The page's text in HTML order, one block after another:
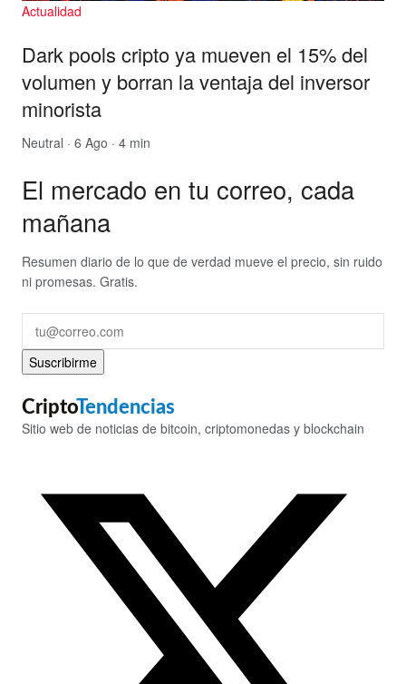
Actualidad
Dark pools cripto ya mueven el 15% del
volumen y borran la ventaja del inversor
minorista
Neutral · 6 Ago · 4 min
El mercado en tu correo, cada
mañana
Resumen diario de lo que de verdad mueve el precio, sin ruido
ni promesas. Gratis.
Suscribirme
CriptoTendencias
Sitio web de noticias de bitcoin, criptomonedas y blockchain